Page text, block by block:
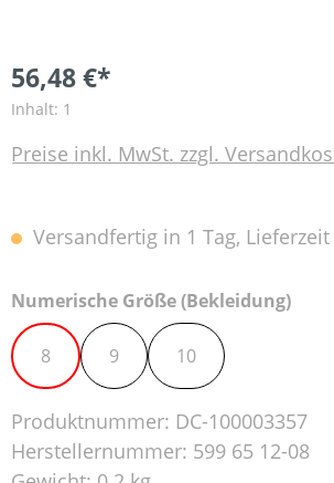
56,48 €*
Inhalt: 1
Preise inkl. MwSt. zzgl.
Versandfertig in 1 Tag, Lieferzeit
Numerische Größe (Bekleidung)
8 9 10
Produktnummer: DC-100003357
Herstellernummer: 599 65 12-08